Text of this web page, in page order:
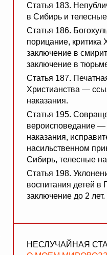
Статья 183.
в Сибирь и
Статья 186.
порицание,
заключение в
заключение в
Статья 187.
Христианства —
наказания.
Статья 195.
вероисповедание —
наказания,
насильственном
Сибирь, телесные
Статья 198.
воспитания детей
заключение до 2 лет.
НЕСЛУЧАЙНАЯ